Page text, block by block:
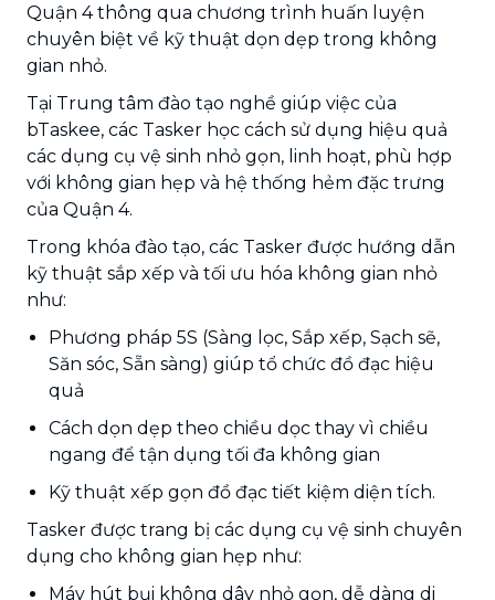
Quận 4 thông qua chương trình huấn luyện
chuyên biệt về kỹ thuật dọn dẹp trong không
gian nhỏ.
Tại Trung tâm đào tạo nghề giúp việc của
bTaskee, các Tasker học cách sử dụng hiệu quả
các dụng cụ vệ sinh nhỏ gọn, linh hoạt, phù hợp
với không gian hẹp và hệ thống hẻm đặc trưng
của Quận 4.
Trong khóa đào tạo, các Tasker được hướng dẫn
kỹ thuật sắp xếp và tối ưu hóa không gian nhỏ
như:
Phương pháp 5S (Sàng lọc, Sắp xếp, Sạch sẽ,
Săn sóc, Sẵn sàng) giúp tổ chức đồ đạc hiệu
quả
Cách dọn dẹp theo chiều dọc thay vì chiều
ngang để tận dụng tối đa không gian
Kỹ thuật xếp gọn đồ đạc tiết kiệm diện tích.
Tasker được trang bị các dụng cụ vệ sinh chuyên
dụng cho không gian hẹp như:
Máy hút bụi không dây nhỏ gọn, dễ dàng di